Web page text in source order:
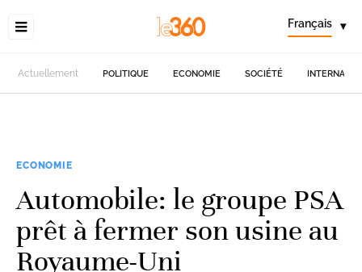
Français ▾
Actuellement POLITIQUE ECONOMIE SOCIÉTÉ
ECONOMIE
Automobile: le groupe PSA
prêt à fermer son usine au
Royaume-Uni